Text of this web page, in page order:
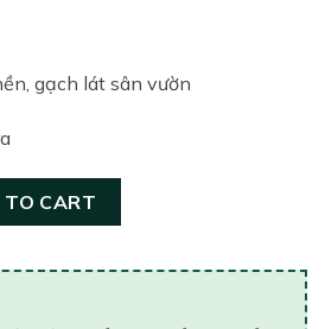
gạch lát sân vườn
CART